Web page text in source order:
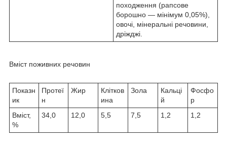
походження (рапсове
борошно — мінімум 0,05%),
овочі, мінеральні речовини,
дріжджі.
Вміст поживних речовин
Показн
ик
Протеї
н
Жир
Клітков
ина
Зола
Кальці
й
Фосфо
р
Вміст,
%
34,0 12,0 5,5 7,5 1,2 1,2